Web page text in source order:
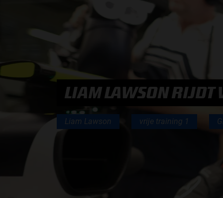
LIAM LAWSON RIJDT
Liam Lawson vrije training 1
PODCASTS
HOE TE BELUISTEREN?